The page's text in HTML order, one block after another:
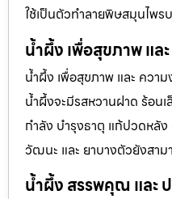
ใช้เป็นตัวทำลายพิษสมุนไพร
น้ำผึ้ง เพื่อสุขภาพ แล
น้ำผึ้ง เพื่อสุขภาพ และ ควา
น้ำผึ้งจะมีรสหวานฝาด ร้อ
กำลัง บำรุงธาตุ แก้ปวดหลัง
วัฒนะ และ ยาบางตัวยังสา
น้ำผึ้ง สรรพคุณ และ